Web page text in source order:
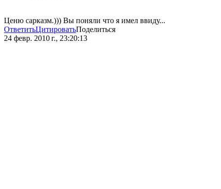
Ценю сарказм.))) Вы поняли что я имел ввиду...
ОтветитьЦитироватьПоделиться
24 февр. 2010 г., 23:20:13